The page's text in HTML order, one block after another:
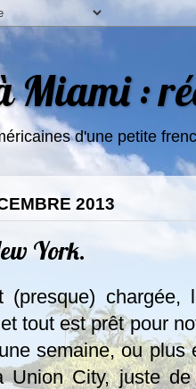
Miami :
d'une petite
2013
York.
(presque) chargée,
tout est prêt pour
semaine, ou
Union City, juste